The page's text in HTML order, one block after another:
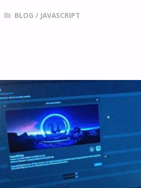
BLOG / JAVASCRIPT